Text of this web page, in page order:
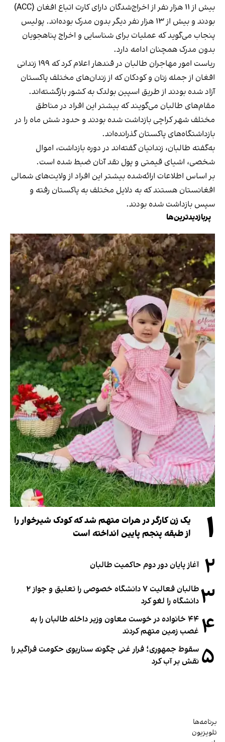
بیش از ۱۱ هزار نفر از اخراج‌شدگان دارای کارت اتباع افغان (ACC)
بودند و بیش از ۱۳ هزار نفر دیگر بدون مدرک بوده‌اند. پولیس
پنجاب می‌گوید که عملیات برای شناسایی و اخراج پناهجویان
بدون مدرک همچنان ادامه دارد.
ریاست امور مهاجران طالبان در قندهار اعلام کرد که ۱۹۹ زندانی
افغان از جمله زنان و کودکان که از زندان‌های مختلف پاکستان
آزاد شده بودند از طریق اسپین بولدک به کشور بازگشته‌اند.
مقام‌های طالبان می‌گویند که بیشتر این افراد در مناطق
مختلف شهر کراچی بازداشت شده بودند و حدود شش ماه را در
بازداشتگاه‌های پاکستان گذرانده‌اند.
به‌گفته طالبان، زندانیان گفته‌اند در دوره بازداشت، اموال
شخصی، اشیای قیمتی و پول نقد آنان ضبط شده است.
بر اساس اطلاعات ارائه‌شده بیشتر این افراد از ولایت‌های شمالی
افغانستان هستند که به دلایل مختلف به پاکستان رفته و
سپس بازداشت شده بودند.
پربازدیدترین‌ها
۱
یک زن کارگر در هرات متهم شد که کودک شیرخوار را
از طبقه پنجم پایین انداخته است
۲ آغاز پایان دور دوم حاکمیت طالبان
۳
طالبان فعالیت ۷ دانشگاه خصوصی را تعلیق و جواز ۲
دانشگاه را لغو کرد
۴
۴۴ خانواده در خوست معاون وزیر داخله طالبان را به
غصب زمین متهم کردند
۵ سقوط جمهوری؛ فرار غنی چگونه سناریوی حکومت فراگیر را
نقش بر آب کرد
برنامه‌ها
تلویزیون